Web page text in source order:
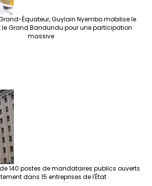
Équateur, Guylain Nyembo mobilise le
le Grand Bandundu pour une participation
massive
140 postes de mandataires publics ouverts
dans 15 entreprises de l'État